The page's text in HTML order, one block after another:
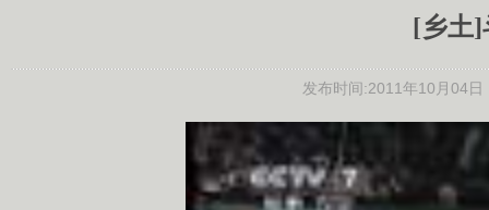
[乡土]
发布时间:2011年10月04